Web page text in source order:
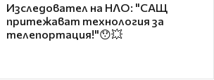
Изследовател на НЛО: "САЩ
притежават технология за
телепортация!"😯💥